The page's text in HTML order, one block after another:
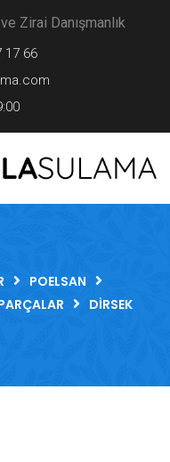
Zirai Danışmanlık
17 66
POELSAN
DIRSEK